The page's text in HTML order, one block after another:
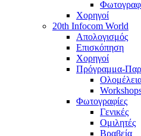
Χορηγοί
20th Infocom World
Απολογισμός
Επισκόπηση
Χορηγοί
Πρόγραμμα-
Φωτογραφίες
Γενικές
Ομιλητές
Βραβεία